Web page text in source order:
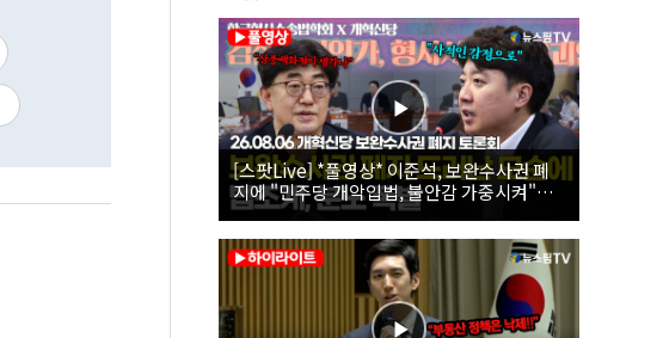
[스팟Live] *풀영상* 이준석, 보완수사권 폐
지에 "민주당 개악입법, 불안감 가중시켜"｜
26.08.06 개혁신당 보완수사권 폐지 토론회